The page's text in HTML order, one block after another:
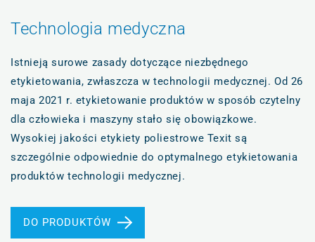
Technologia medyczna
Istnieją surowe zasady dotyczące niezbędnego
etykietowania, zwłaszcza w technologii medycznej. Od 26
maja 2021 r. etykietowanie produktów w sposób czytelny
dla człowieka i maszyny stało się obowiązkowe.
Wysokiej jakości etykiety poliestrowe Texit są
szczególnie odpowiednie do optymalnego etykietowania
produktów technologii medycznej.
DO PRODUKTÓW